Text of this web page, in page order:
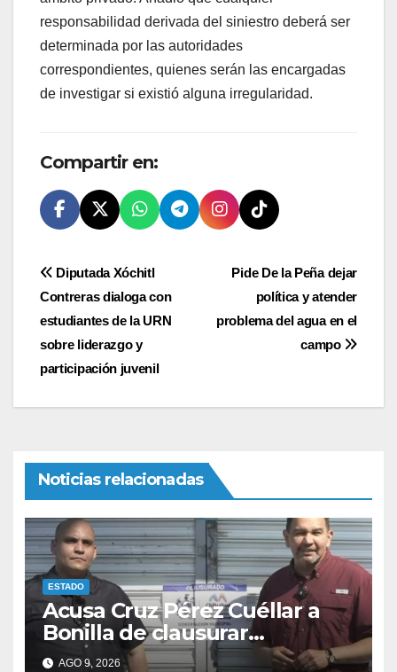
responsabilidad derivada del siniestro deberá ser
determinada por las autoridades
correspondientes, quienes serán las encargadas
de investigar si existió alguna irregularidad.
Compartir en:
Navegación
de
entradas
Pide De la Peña dejar
política y atender
problema del agua en el
campo
Diputada Xóchitl
Contreras dialoga con
estudiantes de la URN
sobre liderazgo y
participación juvenil
Noticias relacionadas
ESTADO
Acusa Cruz Pérez Cuéllar a
Bonilla de clausurar
comercios por su visita
AGO 9, 2026